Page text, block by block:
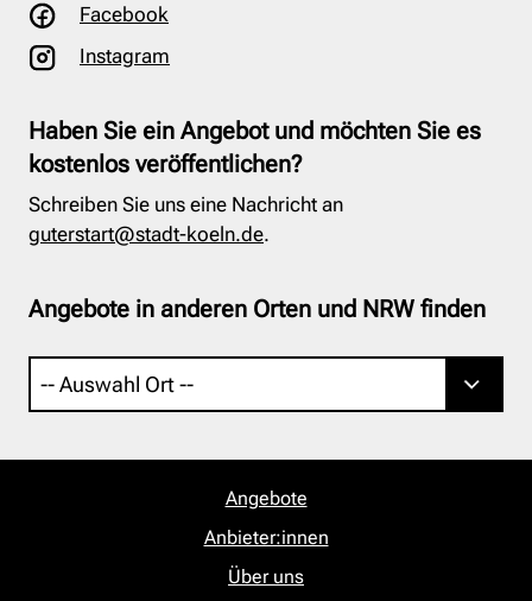
Facebook
Instagram
Haben Sie ein Angebot und möchten Sie es
kostenlos veröffentlichen?
Schreiben Sie uns eine Nachricht an
guterstart@stadt-koeln.de.
Angebote in anderen Orten und NRW finden
Angebote
Anbieter:innen
Über uns